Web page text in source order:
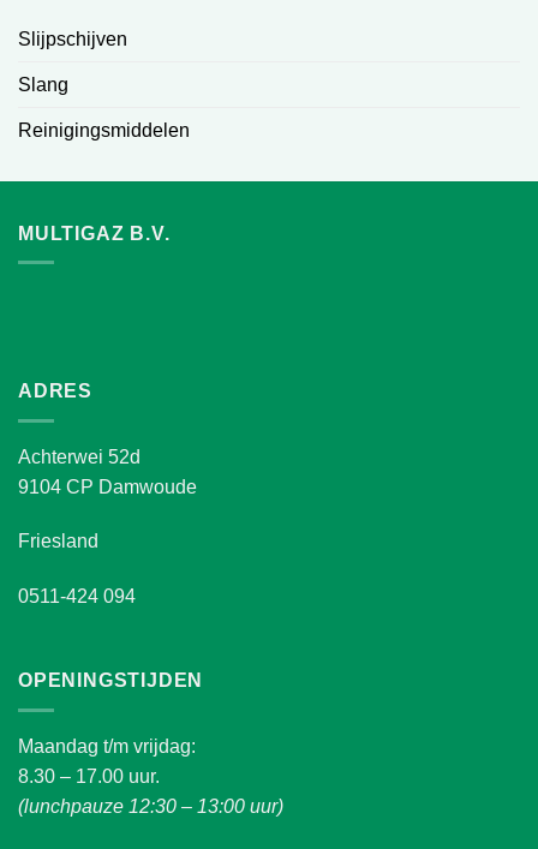
Slijpschijven
Slang
Reinigingsmiddelen
MULTIGAZ B.V.
ADRES
Achterwei 52d
9104 CP Damwoude
Friesland
0511-424 094
OPENINGSTIJDEN
Maandag t/m vrijdag:
8.30 – 17.00 uur.
(lunchpauze 12:30 – 13:00 uur)